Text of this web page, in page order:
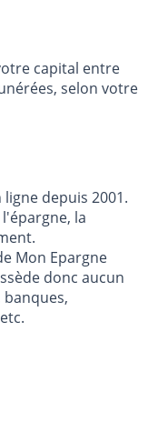
capital entre
selon votre
depuis 2001.
la
Mon Epargne
donc aucun